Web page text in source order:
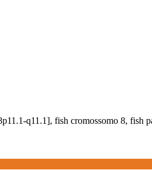
q11.1], fish cromossomo 8, fish